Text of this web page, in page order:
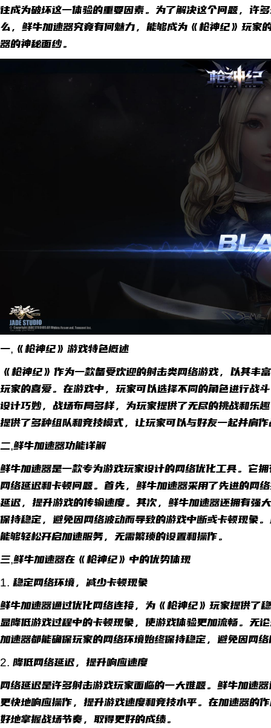
往成为破坏这一体验的重要因素。为了解决这个问题，许
么，鲜牛加速器究竟有何魅力，能够成为《枪神纪》玩家
器的神秘面纱。
一,《枪神纪》游戏特色概述
《枪神纪》作为一款备受欢迎的射击类网络游戏，以其丰
玩家的喜爱。在游戏中，玩家可以选择不同的角色进行战
设计巧妙，战场布局多样，为玩家提供了无尽的挑战和乐
提供了多种组队和竞技模式，让玩家可以与好友一起并肩
二,鲜牛加速器功能详解
鲜牛加速器是一款专为游戏玩家设计的网络优化工具。它
网络延迟和卡顿问题。首先，鲜牛加速器采用了先进的网
延迟，提升游戏的传输速度。其次，鲜牛加速器还拥有强
保持稳定，避免因网络波动而导致的游戏中断或卡顿现象
能够轻松开启加速服务，无需繁琐的设置和操作。
三,鲜牛加速器在《枪神纪》中的优势体现
1. 稳定网络环境，减少卡顿现象
鲜牛加速器通过优化网络连接，为《枪神纪》玩家提供了
显降低游戏过程中的卡顿现象，使游戏体验更加流畅。无
加速器都能确保玩家的网络环境始终保持稳定，避免因网
2. 降低网络延迟，提升响应速度
网络延迟是许多射击游戏玩家面临的一大难题。鲜牛加速
更快地响应操作，提升游戏速度和竞技水平。在加速器的
好地掌握战场节奏，取得更好的成绩。